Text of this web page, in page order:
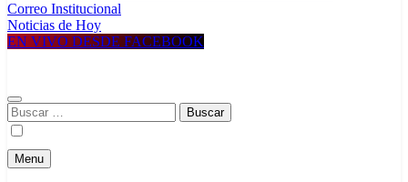
MUNICIPALIDAD DISTRITAL DE UCHUMAYO
Construyendo una nueva Historia
Correo Institucional
Noticias de Hoy
EN VIVO DESDE FACEBOOK
Buscar:
Menu